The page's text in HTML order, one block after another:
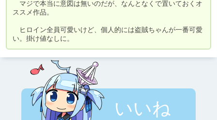
マジで本当に意図は無いのだが、なんとなくで置いておくオ
ススメ作品。
ヒロイン全員可愛いけど、個人的には盗賊ちゃんが一番可愛
い。掛け値なしに。
いいね